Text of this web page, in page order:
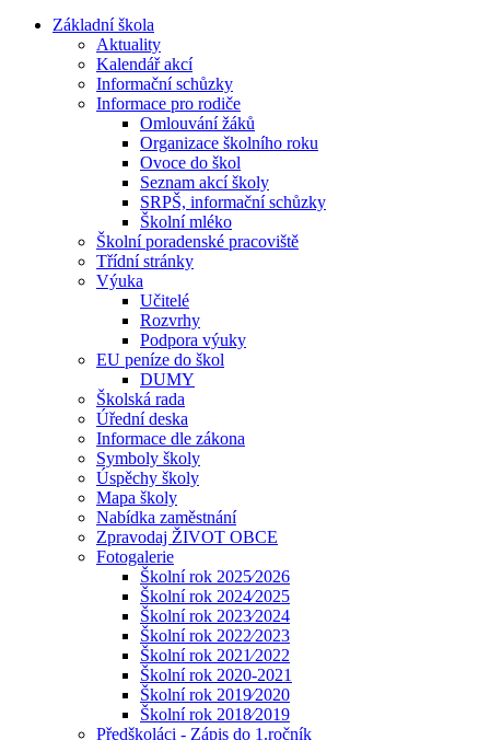
Základní škola
Aktuality
Kalendář akcí
Informační schůzky
Informace pro rodiče
Omlouvání žáků
Organizace školního roku
Ovoce do škol
Seznam akcí školy
SRPŠ, informační schůzky
Školní mléko
Školní poradenské pracoviště
Třídní stránky
Výuka
Učitelé
Rozvrhy
Podpora výuky
EU peníze do škol
DUMY
Školská rada
Úřední deska
Informace dle zákona
Symboly školy
Úspěchy školy
Mapa školy
Nabídka zaměstnání
Zpravodaj ŽIVOT OBCE
Fotogalerie
Školní rok 2025⁄2026
Školní rok 2024⁄2025
Školní rok 2023⁄2024
Školní rok 2022⁄2023
Školní rok 2021⁄2022
Školní rok 2020-2021
Školní rok 2019⁄2020
Školní rok 2018⁄2019
Předškoláci - Zápis do 1.ročník